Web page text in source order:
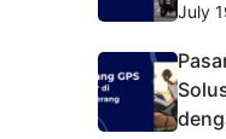
July